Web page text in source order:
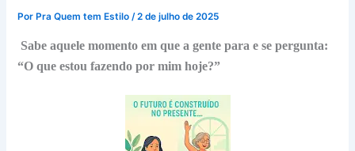
Por Pra Quem tem Estilo/2 de julho de 2025
Sabe aquele momento em que a gente para e se pergunta:
“O que estou fazendo por mim hoje?”